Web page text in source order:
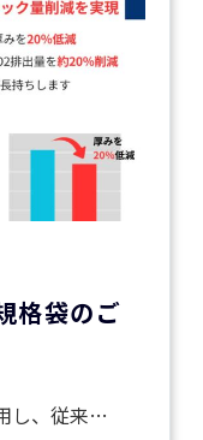
格袋のご
し、従来…